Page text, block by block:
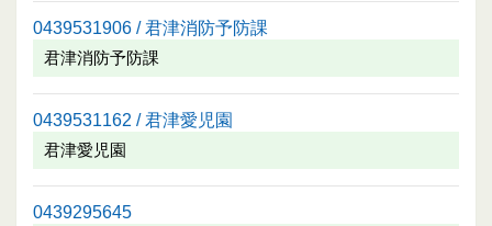
0439531906 / 君津消防予防課
君津消防予防課
0439531162 / 君津愛児園
君津愛児園
0439295645